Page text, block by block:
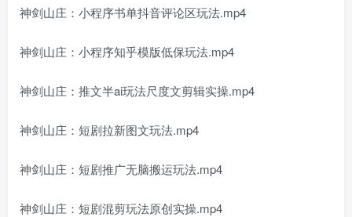
神剑山庄：小程序书单抖音评论区玩法.mp4
神剑山庄：小程序知乎模版低保玩法.mp4
神剑山庄：推文半ai玩法尺度文剪辑实操.mp4
神剑山庄：短剧拉新图文玩法.mp4
神剑山庄：短剧推广无脑搬运玩法.mp4
神剑山庄：短剧混剪玩法原创实操.mp4